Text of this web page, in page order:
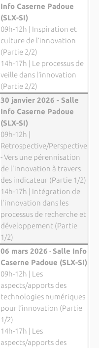
Info Caserne Padoue
(SLX-SI)
09h-12h | Inspiration et
culture de l’innovation
(Partie 2/2)
14h-17h | Le processus de
veille dans l’innovation
(Partie 2/2)
30 janvier 2026 - Salle
Info Caserne Padoue
(SLX-SI)
09h-12h |
Retrospective/Perspective
- Vers une pérennisation
de l'innovation à travers
des indicateur (Partie 1/2)
14h-17h | Intégration de
l'innovation dans les
processus de recherche et
développement (Partie
1/2)
06 mars 2026 - Salle Info
Caserne Padoue (SLX-SI)
09h-12h | Les
aspects/apports des
technologies numériques
pour l’innovation (Partie
1/2)
14h-17h | Les
aspects/apports des